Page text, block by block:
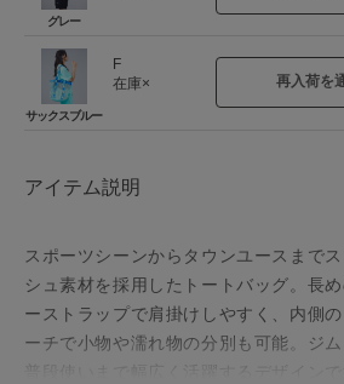
グレー
サックスブルー
F
在庫×
再入荷を
アイテム説明
スポーツシーンからタウンユースまで
シュ素材を採用したトートバッグ。長
ーストラップで肩掛けしやすく、内側
ーチで小物や濡れ物の分別も可能。ジム